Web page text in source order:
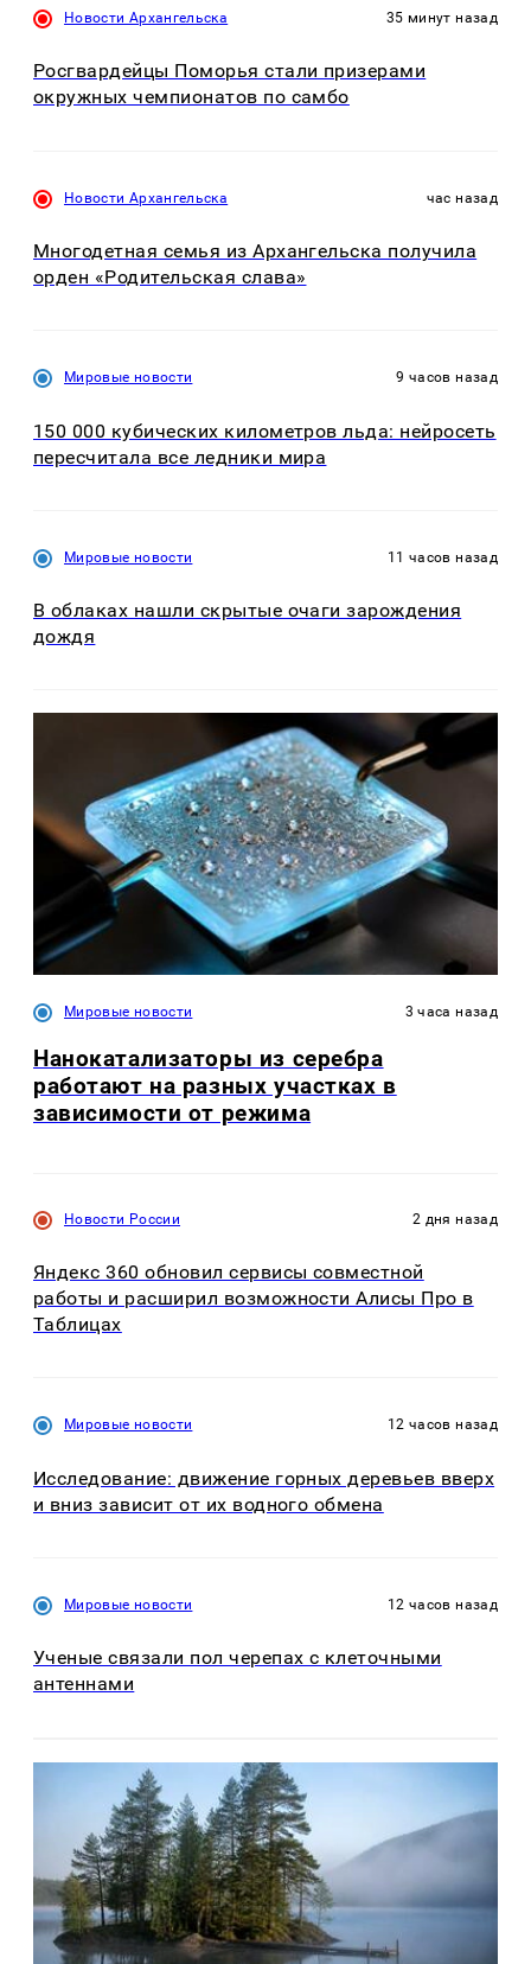
Новости Архангельска 35 минут назад
Росгвардейцы Поморья стали призерами
окружных чемпионатов по самбо
Новости Архангельска час назад
Многодетная семья из Архангельска получила
орден «Родительская слава»
Мировые новости 9 часов назад
150 000 кубических километров льда: нейросеть
пересчитала все ледники мира
Мировые новости 11 часов назад
В облаках нашли скрытые очаги зарождения
дождя
Мировые новости 3 часа назад
Нанокатализаторы из серебра
работают на разных участках в
зависимости от режима
Новости России 2 дня назад
Яндекс 360 обновил сервисы совместной
работы и расширил возможности Алисы Про в
Таблицах
Мировые новости 12 часов назад
Исследование: движение горных деревьев вверх
и вниз зависит от их водного обмена
Мировые новости 12 часов назад
Ученые связали пол черепах с клеточными
антеннами